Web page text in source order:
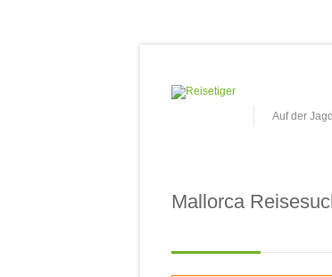
Auf der
Mallorca